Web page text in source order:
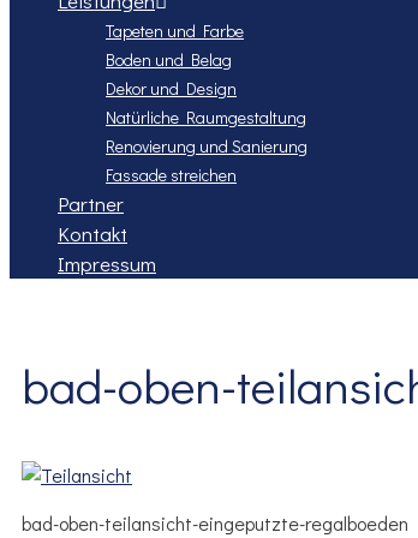
Tapeten und Farbe
Boden und Belag
Dekor und Design
Natürliche Raumgestaltung
Renovierung und Sanierung
Fassade streichen
Partner
Kontakt
Impressum
bad-oben-
bad-oben-teilansicht-eingeputzte-regalboeden